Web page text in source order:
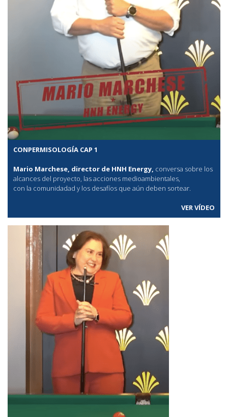
CONPERMISOLOGÍA CAP 1
Mario Marchese, director de HNH Energy, conversa sobre los
alcances del proyecto, las acciones medioambientales,
con la comunidadad y los desafíos que aún deben sortear.
VER VÍDEO